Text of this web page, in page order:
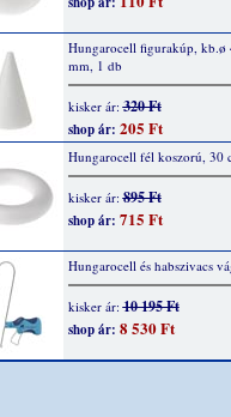
Hungarocell figurakúp, kb.ø
mm, 1 db
kisker ár:320 Ft
shop ár: 205 Ft
Hungarocell fél koszorú, 30
kisker ár:895 Ft
shop ár: 715 Ft
Hungarocell és habszivacs
kisker ár:10 195 Ft
shop ár: 8 530 Ft